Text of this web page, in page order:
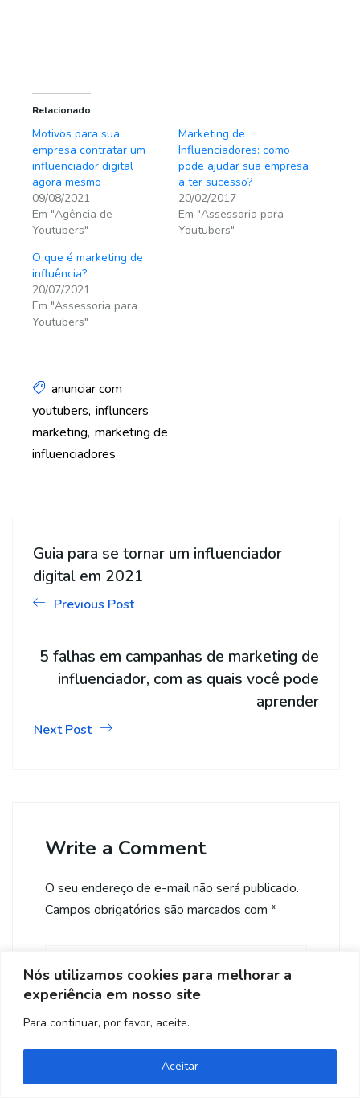
Nós utilizamos cookies para melhorar a
experiência em nosso site
Para continuar, por favor, aceite.
Aceitar
Relacionado
Motivos para sua
empresa contratar um
influenciador digital
agora mesmo
09/08/2021
Em "Agência de
Youtubers"
Marketing de
Influenciadores: como
pode ajudar sua empresa
a ter sucesso?
20/02/2017
Em "Assessoria para
Youtubers"
O que é marketing de
influência?
20/07/2021
Em "Assessoria para
Youtubers"
anunciar com
youtubers influncers
marketing marketing de
influenciadores
Guia para se tornar um influenciador
digital em 2021
Previous Post
5 falhas em campanhas de marketing de
influenciador, com as quais você pode
aprender
Next Post
Write a Comment
O seu endereço de e-mail não será publicado.
Campos obrigatórios são marcados com *